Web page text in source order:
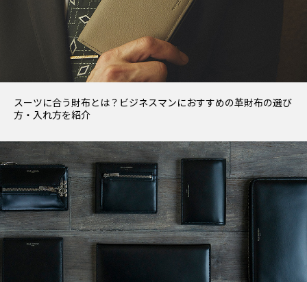
スーツに合う財布とは？ビジネスマンにおすすめの革財布の選び
方・入れ方を紹介